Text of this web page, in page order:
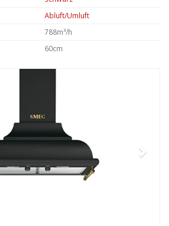
Abluft/Umluft
788m³/h
60cm